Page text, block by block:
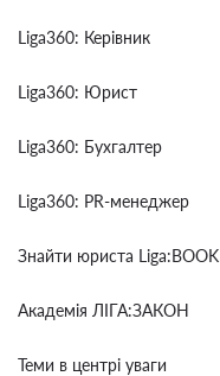
Liga360: Керівник
Liga360: Юрист
Liga360: Бухгалтер
Liga360: PR-менеджер
Знайти юриста Liga:BOOK
Академія ЛІГА:ЗАКОН
Теми в центрі уваги